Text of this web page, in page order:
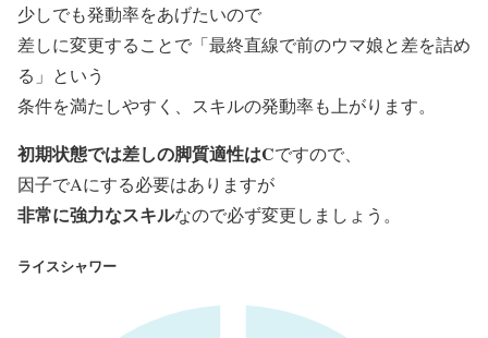
少しでも発動率をあげたいので
差しに変更することで「最終直線で前のウマ娘と差を詰め
る」という
条件を満たしやすく、スキルの発動率も上がります。
初期状態では差しの脚質適性はCですので、
因子でAにする必要はありますが
非常に強力なスキルなので必ず変更しましょう。
ライスシャワー